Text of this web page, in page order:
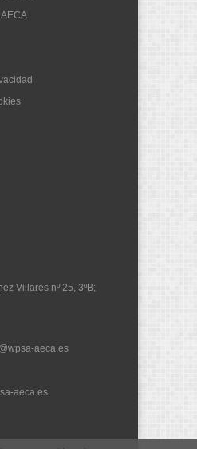
Villares nº 25, 3ºB;
aeca.es
aeca.es